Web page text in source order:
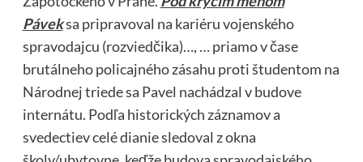
Páveksa pripravoval na kariéru vojenského
spravodajcu (rozviedčika)…, … priamo v čase
brutálneho policajného zásahu proti študentom na
Národnej triede sa Pavel nachádzal v budove
internátu. Podľa historických záznamov a
svedectiev celé dianie sledoval z okna